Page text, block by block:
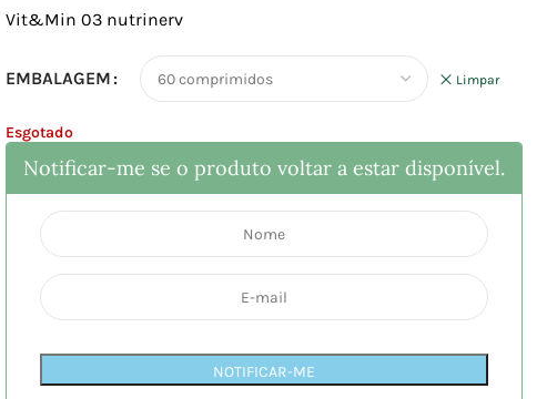
Vit&Min 03 nutrinerv
EMBALAGEM Limpar
Esgotado
Notificar-me se o produto voltar a estar disponível.
NOTIFICAR-ME